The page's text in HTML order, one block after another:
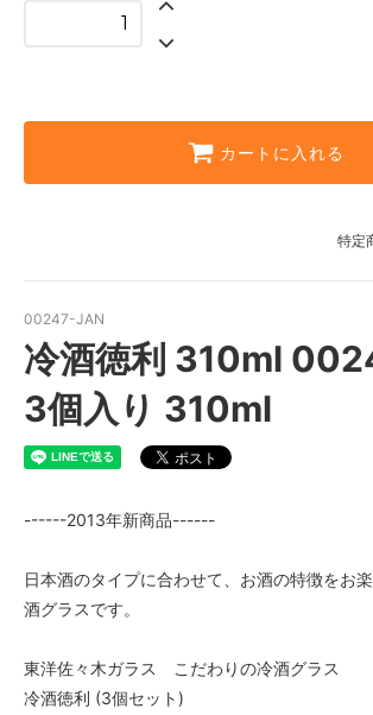
カートに入れる
特定
00247-JAN
冷酒徳利 310ml
3個入り 310ml
------2013年新商品------
日本酒のタイプに合わせて、お酒の特徴をお
酒グラスです。
東洋佐々木ガラス こだわりの冷酒グラス
冷酒徳利 (3個セット)